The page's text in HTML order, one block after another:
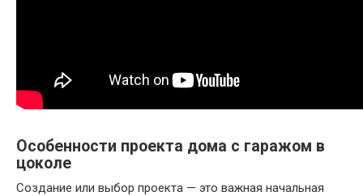
Особенности проекта дома с гаражом в
цоколе
Создание или выбор проекта — это важная начальная